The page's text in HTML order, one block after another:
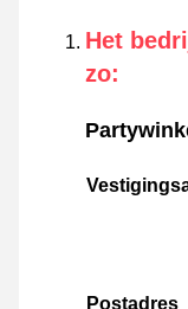
Het
zo:
Postadres